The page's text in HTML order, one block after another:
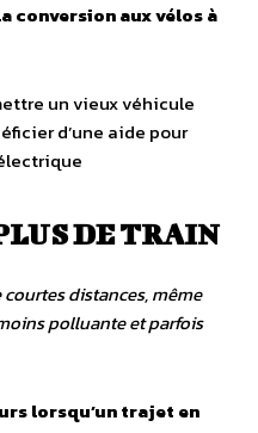
conversion aux vélos à
un vieux véhicule
d’une aide pour
DE TRAIN
distances, même
polluante et parfois
lorsqu’un trajet en